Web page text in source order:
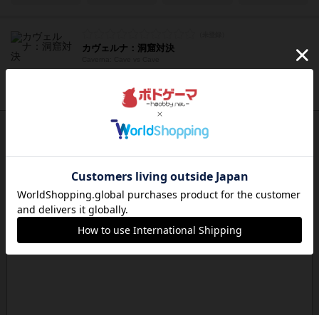
カヴェルナ：洞窟対決